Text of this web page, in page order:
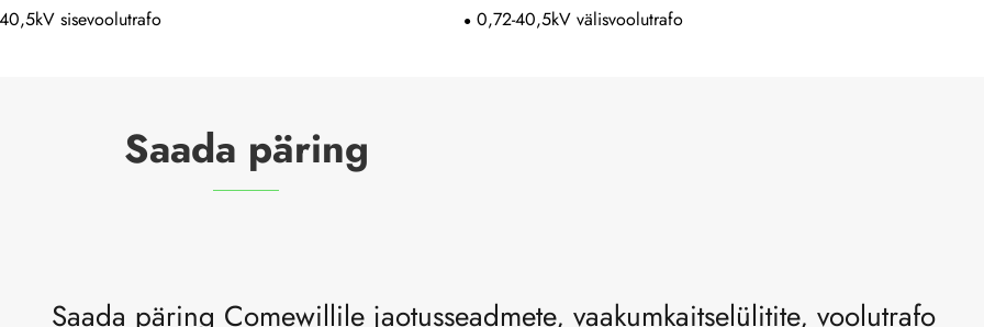
sisevoolutrafo
0,72-40,5kV välisvoolutrafo
Saada päring
Saada päring Comewillile jaotusseadmete, vaakumkaitselülitite, voolutrafo